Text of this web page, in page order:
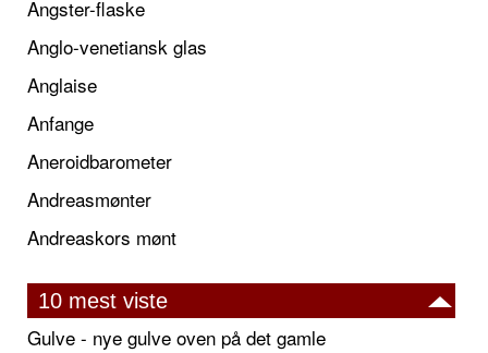
Angster-flaske
Anglo-venetiansk glas
Anglaise
Anfange
Aneroidbarometer
Andreasmønter
Andreaskors mønt
10 mest viste
Gulve - nye gulve oven på det gamle